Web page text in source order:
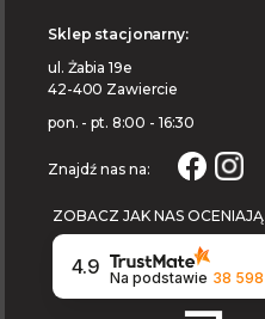
Sklep stacjonarny:
ul. Żabia 19e
42-400 Zawiercie
pon. - pt. 8:00 - 16:30
Znajdź nas na:
ZOBACZ JAK NAS OCENIAJĄ
4.9 Na podstawie 38 598